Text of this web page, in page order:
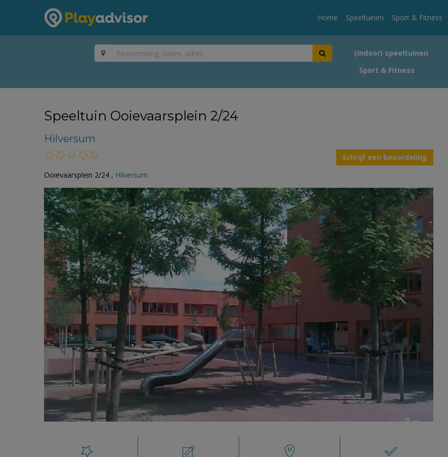
Home Speeltuinen Sport & Fitness
(Indoor) speeltuinen
Sport & Fitness
Speeltuin Ooievaarsplein 2/24
Hilversum
Schrijf een beoordeling
Ooievaarsplein 2/24 , Hilversum